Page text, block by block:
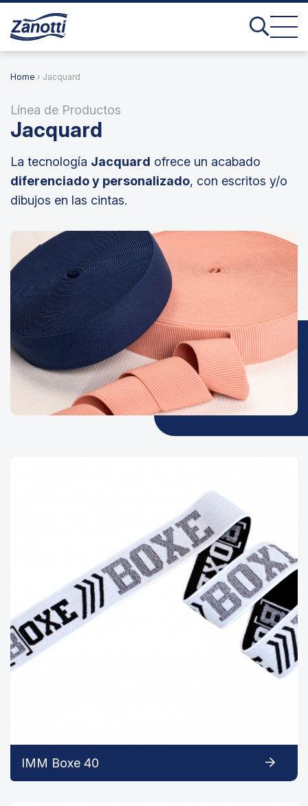
Home › Jacquard
Línea de Productos
Jacquard
La tecnología Jacquard ofrece un acabado
diferenciado y personalizado, con escritos y/o
dibujos en las cintas.
IMM Boxe 40